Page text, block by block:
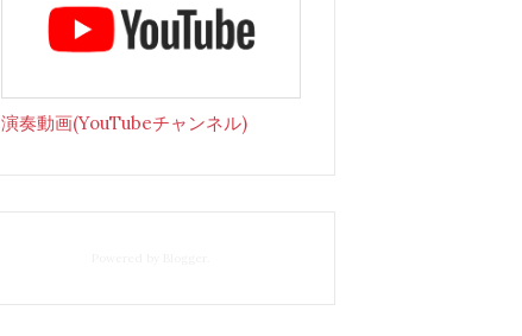
演奏動画(YouTubeチャンネル)